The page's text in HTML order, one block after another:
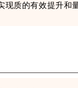
现质的有效提升和